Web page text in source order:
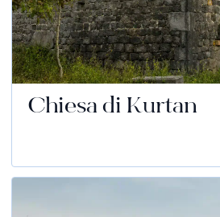
Chiesa di Kurtan